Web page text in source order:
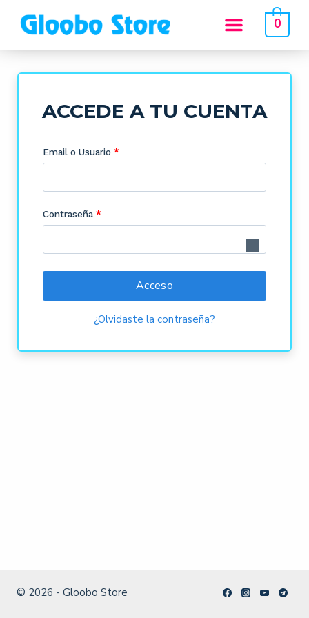
0
ACCEDE A TU CUENTA
Email o Usuario *
Contraseña *
Acceso
¿Olvidaste la contraseña?
© 2026 - Gloobo Store